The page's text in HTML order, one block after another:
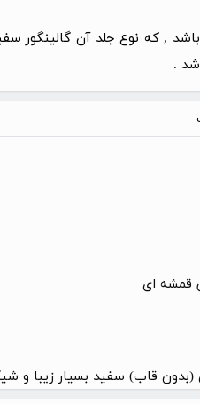
, که نوع جلد آن
.
قمشه ای
(بدون قاب) سفید بسیار زیبا